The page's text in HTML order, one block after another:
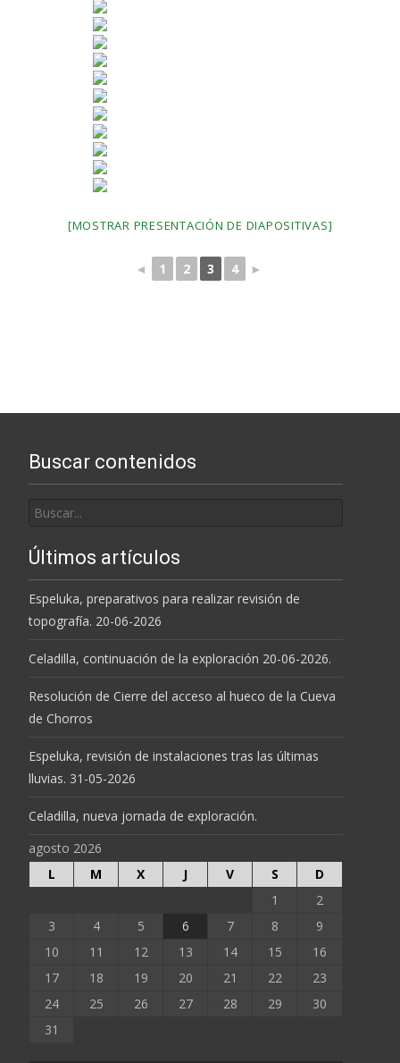
[MOSTRAR PRESENTACIÓN DE DIAPOSITIVAS]
◄ 1 2 3 4 ►
Buscar contenidos
por:
Últimos artículos
Espeluka, preparativos para realizar revisión de
topografía. 20-06-2026
Celadilla, continuación de la exploración 20-06-2026.
Resolución de Cierre del acceso al hueco de la Cueva
de Chorros
Espeluka, revisión de instalaciones tras las últimas
lluvias. 31-05-2026
Celadilla, nueva jornada de exploración.
agosto 2026
L
M X J V S
D
1
2
3
4 5 6 7 8
9
10
11 12 13 14 15
16
17
18 19 20 21 22
23
24
25 26 27 28 29
30
31